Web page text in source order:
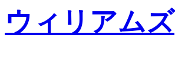
ウィリアムズ